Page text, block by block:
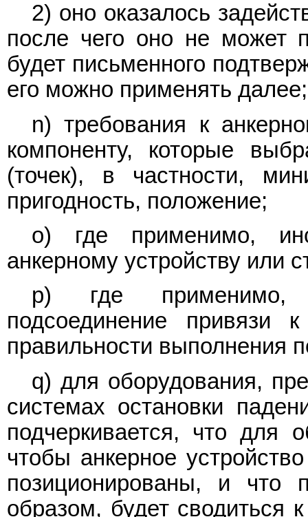
2) оно оказалось
после чего оно не может
будет письменного
его можно применять далее;
n) требования к
компоненту, которые
(точек), в частности,
пригодность, положение;
o) где применимо,
анкерному устройству или
p) где применимо,
подсоединение привязи
правильности выполнения
q) для оборудования,
системах остановки
подчеркивается, что для
чтобы анкерное
позиционированы, и что
образом, будет сводиться